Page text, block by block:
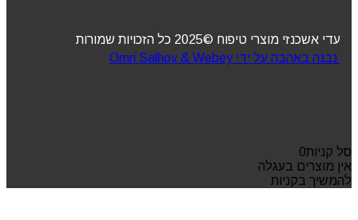
עדי אשכנזי מוצרי טיפוח ©2025 כל הזכויות שמורות
נבנה באהבה על ידי Omri Salhov & Webey
סל קניות0
אין מוצרים בעגלה
להמשיך בקניות